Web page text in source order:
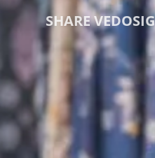
SHARE